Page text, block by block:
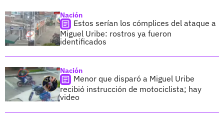
Nación
Estos serían los cómplices del ataque a
Miguel Uribe: rostros ya fueron
identificados
Nación
Menor que disparó a Miguel Uribe
recibió instrucción de motociclista; hay
video